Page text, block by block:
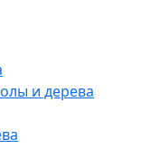
и дерева